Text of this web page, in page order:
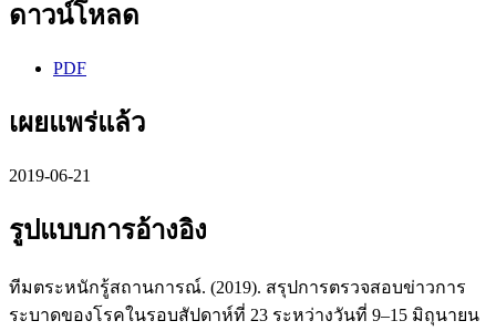
ดาวน์โหลด
PDF
เผยแพร่แล้ว
2019-06-21
รูปแบบการอ้างอิง
ทีมตระหนักรู้สถานการณ์. (2019). สรุปการตรวจสอบข่าวการ
ระบาดของโรคในรอบสัปดาห์ที่ 23 ระหว่างวันที่ 9–15 มิถุนายน